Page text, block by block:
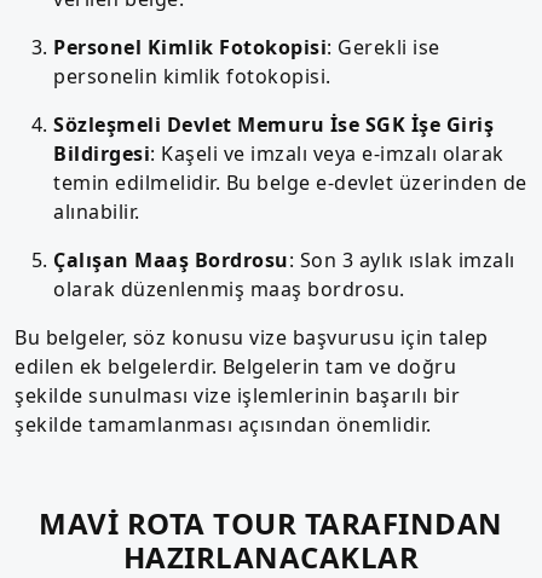
Personel Kimlik Fotokopisi: Gerekli ise
personelin kimlik fotokopisi.
Sözleşmeli Devlet Memuru İse SGK İşe Giriş
Bildirgesi: Kaşeli ve imzalı veya e-imzalı olarak
temin edilmelidir. Bu belge e-devlet üzerinden de
alınabilir.
Çalışan Maaş Bordrosu: Son 3 aylık ıslak imzalı
olarak düzenlenmiş maaş bordrosu.
Bu belgeler, söz konusu vize başvurusu için talep
edilen ek belgelerdir. Belgelerin tam ve doğru
şekilde sunulması vize işlemlerinin başarılı bir
şekilde tamamlanması açısından önemlidir.
MAVİ ROTA TOUR TARAFINDAN
HAZIRLANACAKLAR